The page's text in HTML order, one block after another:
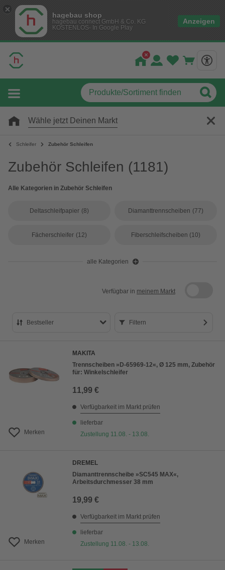
hagebau shop
hagebau connect GmbH & Co. KG
KOSTENLOS- In Google Play
Anzeigen
Wähle jetzt Deinen Markt
Schleifer Zubehör Schleifen
Zubehör Schleifen (1181)
Alle Kategorien in Zubehör Schleifen
Deltaschleifpapier (8) Diamanttrennscheiben (77)
Fächerschleifer (12) Fiberschleifscheiben (10)
alle Kategorien
Verfügbar in meinem Markt
Bestseller
Preis aufsteigend
Preis absteigend
Filtern
Merken
MAKITA
Trennscheiben »D-65969-12«, Ø 125 mm, Zubehör
für: Winkelschleifer
11,99 €
Verfügbarkeit im Markt prüfen
lieferbar
Zustellung 11.08. - 13.08.
Merken
DREMEL
Diamanttrennscheibe »SC545 MAX«,
Arbeitsdurchmesser 38 mm
19,99 €
Verfügbarkeit im Markt prüfen
lieferbar
Zustellung 11.08. - 13.08.